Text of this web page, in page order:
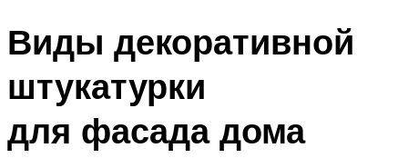
Виды декоративной
штукатурки
для фасада дома